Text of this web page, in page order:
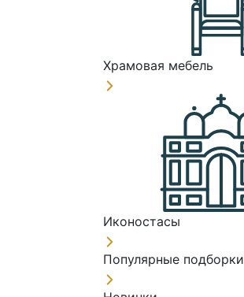
Храмовая мебель
Иконостасы
Популярные подборки